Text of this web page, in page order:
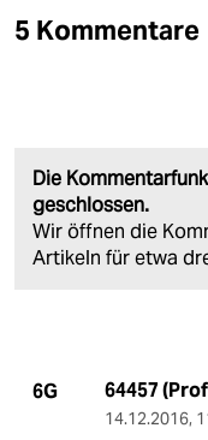
5 Kommentare
Die
geschlossen.
Wir öffnen die
Artikeln für etwa
6G 64457
14.12.2016,